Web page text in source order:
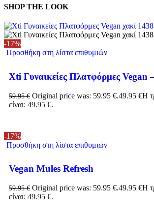
SHOP THE LOOK
-17%
Προσθήκη στη λίστα επιθυμιών
Xti Γυναικείες Πλατφόρμες Vegan
59.95€ Original price was: 59.95 €.49.95 €Η
είναι: 49.95 €.
-17%
Προσθήκη στη λίστα επιθυμιών
Vegan Mules Refresh
59.95€ Original price was: 59.95 €.49.95 €Η
είναι: 49.95 €.